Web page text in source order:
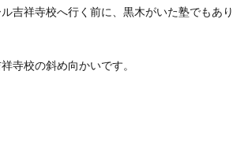
吉祥寺校へ行く前に、黒木がいた塾でもあり
寺校の斜め向かいです。